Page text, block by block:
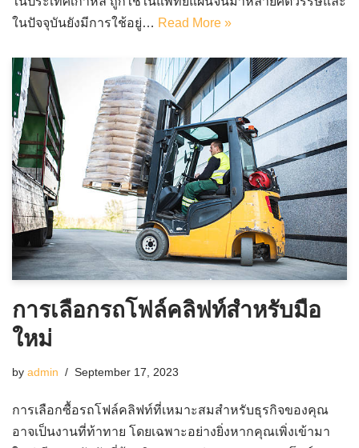
ในปัจจุบันยังมีการใช้อยู่… Read More »
การเลือกรถโฟล์คลิฟท์สำหรับมือ
ใหม่
by admin September 17, 2023
การเลือกซื้อรถโฟล์คลิฟท์ที่เหมาะสมสำหรับธุรกิจของคุณ
อาจเป็นงานที่ท้าทาย โดยเฉพาะอย่างยิ่งหากคุณเพิ่งเข้ามา